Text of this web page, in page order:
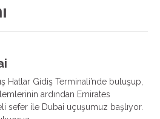
Hatlar Gidiş Terminali’nde buluşup,
ardından Emirates
sefer ile Dubai uçuşumuz başlıyor.